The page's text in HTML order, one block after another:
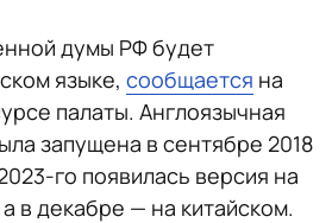
думы РФ будет
языке, сообщается на
палаты. Англоязычная
запущена в сентябре 2018
го появилась версия на
в декабре — на китайском.